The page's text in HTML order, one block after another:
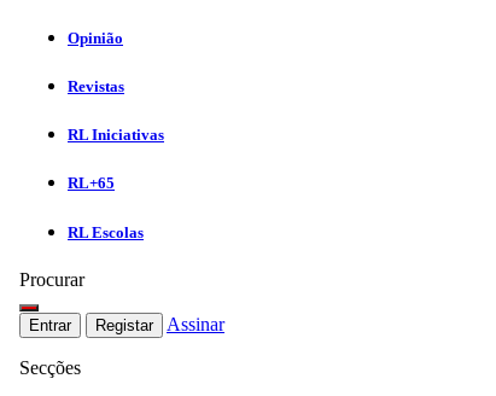
Opinião
Revistas
RL Iniciativas
RL+65
RL Escolas
Procurar
Entrar Registar Assinar
Secções